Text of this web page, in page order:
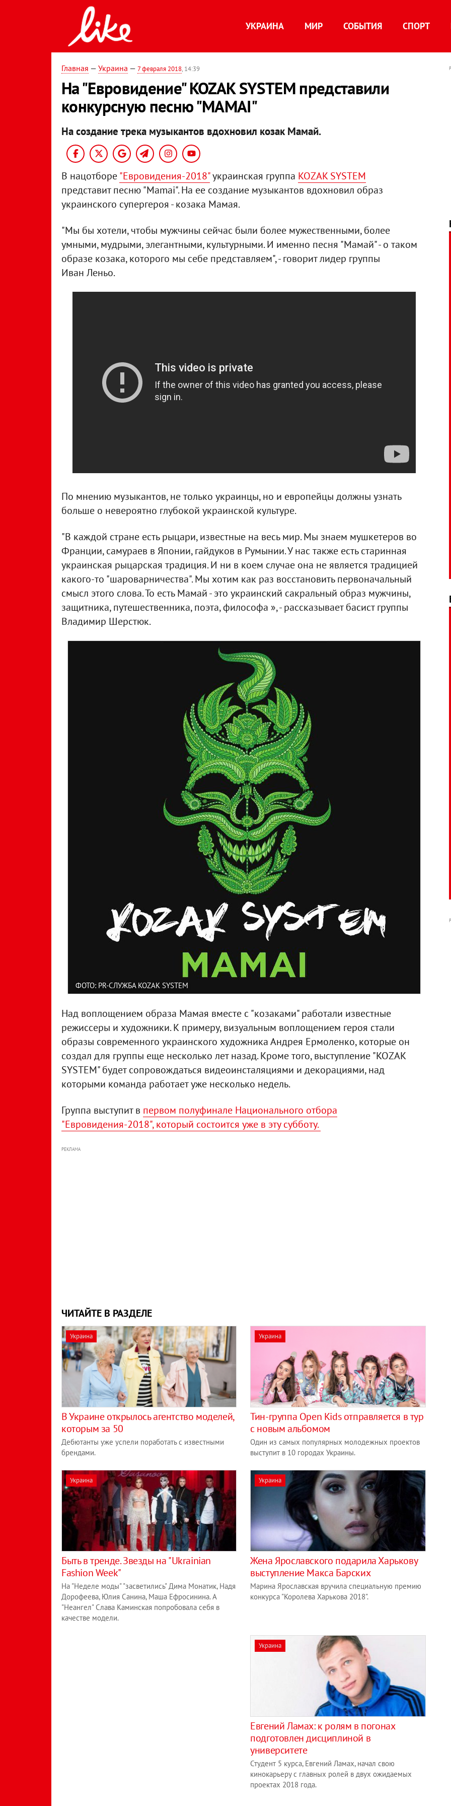
УКРАИНА МИР СОБЫТИЯ СПОРТ
Главная — Украина — 7 февраля 2018, 14:39
На "Евровидение" KOZAK SYSTEM представили
конкурсную песню "MAMAI"
На создание трека музыкантов вдохновил козак Мамай.
В нацотборе"Евровидения-2018"украинская группа KOZAK SYSTEM
представит песню "Mamai". На ее создание музыкантов вдохновил образ
украинского супергероя - козака Мамая.
"Мы бы хотели, чтобы мужчины сейчас были более мужественными, более
умными, мудрыми, элегантными, культурными. И именно песня "Мамай" - о таком
образе козака, которого мы себе представляем", - говорит лидер группы
Иван Леньо.
По мнению музыкантов, не только украинцы, но и европейцы должны узнать
больше о невероятно глубокой украинской культуре.
"В каждой стране есть рыцари, известные на весь мир. Мы знаем мушкетеров во
Франции, самураев в Японии, гайдуков в Румынии. У нас также есть старинная
украинская рыцарская традиция. И ни в коем случае она не является традицией
какого-то "шароварничества". Мы хотим как раз восстановить первоначальный
смысл этого слова. То есть Мамай - это украинский сакральный образ мужчины,
защитника, путешественника, поэта, философа », - рассказывает басист группы
Владимир Шерстюк.
ФОТО: PR-СЛУЖБА KOZAK SYSTEM
Над воплощением образа Мамая вместе с "козаками" работали известные
режиссеры и художники. К примеру, визуальным воплощением героя стали
образы современного украинского художника Андрея Ермоленко, которые он
создал для группы еще несколько лет назад. Кроме того, выступление "KOZAK
SYSTEM" будет сопровождаться видеоинсталяциями и декорациями, над
которыми команда работает уже несколько недель.
Группа выступит в первом полуфинале Национального отбора
"Евровидения-2018", который состоится уже в эту субботу.
РЕКЛАМА
ЧИТАЙТЕ В РАЗДЕЛЕ
Украина
​В Украине открылось агентство моделей,
которым за 50
Дебютанты уже успели поработать с известными
брендами.
Украина
​Тин-группа Open Kids отправляется в тур
с новым альбомом
Один из самых популярных молодежных проектов
выступит в 10 городах Украины.
Украина
Быть в тренде. Звезды на "Ukrainian
Fashion Week"
На "Неделе моды" "засветились" Дима Монатик, Надя
Дорофеева, Юлия Санина, Маша Ефросинина. А
"Неангел" Слава Каминская попробовала себя в
качестве модели.
Украина
Жена Ярославского подарила Харькову
выступление Макса Барских
Марина Ярославская вручила специальную премию
конкурса "Королева Харькова 2018".
Украина
Евгений Ламах: к ролям в погонах
подготовлен дисциплиной в
университете
Студент 5 курса, Евгений Ламах, начал свою
кинокарьеру с главных ролей в двух ожидаемых
проектах 2018 года.